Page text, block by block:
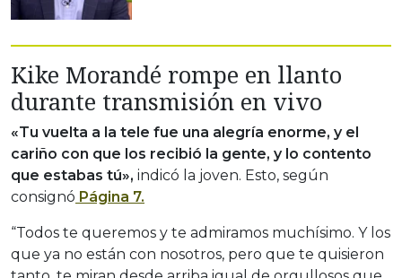
Kike Morandé rompe en llanto
durante transmisión en vivo
«Tu vuelta a la tele fue una alegría enorme, y el
cariño con que los recibió la gente, y lo contento
que estabas tú», indicó la joven. Esto, según
consignó Página 7.
“Todos te queremos y te admiramos muchísimo. Y los
que ya no están con nosotros, pero que te quisieron